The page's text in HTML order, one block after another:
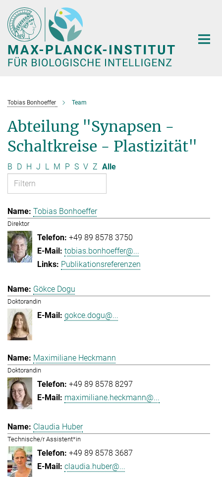
Hauptinhalt
Tobias Bonhoeffer Team
Abteilung "Synapsen -
Schaltkreise - Plastizität"
B D H J L M P S V Z Alle
Tobias Bonhoeffer
Direktor
+49 89 8578 3750
tobias.bonhoeffer@...
Publikationsreferenzen
Gökce Dogu
Doktorandin
gokce.dogu@...
Maximiliane Heckmann
Doktorandin
+49 89 8578 8297
maximiliane.heckmann@...
Claudia Huber
Technische/r Assistent*in
+49 89 8578 3687
claudia.huber@...